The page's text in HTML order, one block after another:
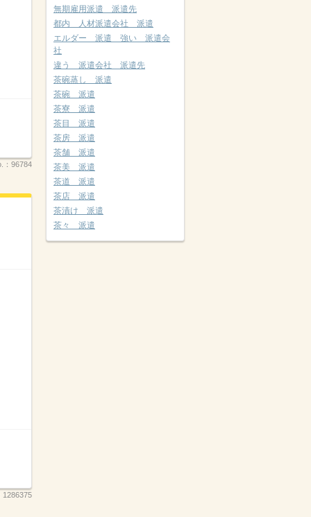
96784
1286375
無期雇用派遣 派遣先
都内 人材派遣会社 派遣
エルダー 派遣 強い 派遣会
社
違う 派遣会社 派遣先
茶碗蒸し 派遣
茶碗 派遣
茶寮 派遣
茶目 派遣
茶房 派遣
茶舗 派遣
茶美 派遣
茶道 派遣
茶店 派遣
茶漬け 派遣
茶々 派遣